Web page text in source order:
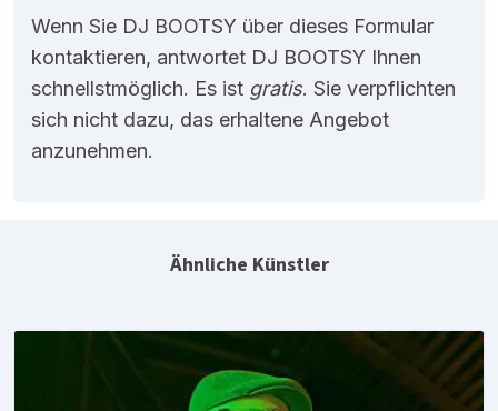
Wenn Sie DJ BOOTSY über dieses Formular
kontaktieren, antwortet DJ BOOTSY Ihnen
schnellstmöglich. Es ist gratis. Sie verpflichten
sich nicht dazu, das erhaltene Angebot
anzunehmen.
Ähnliche Künstler